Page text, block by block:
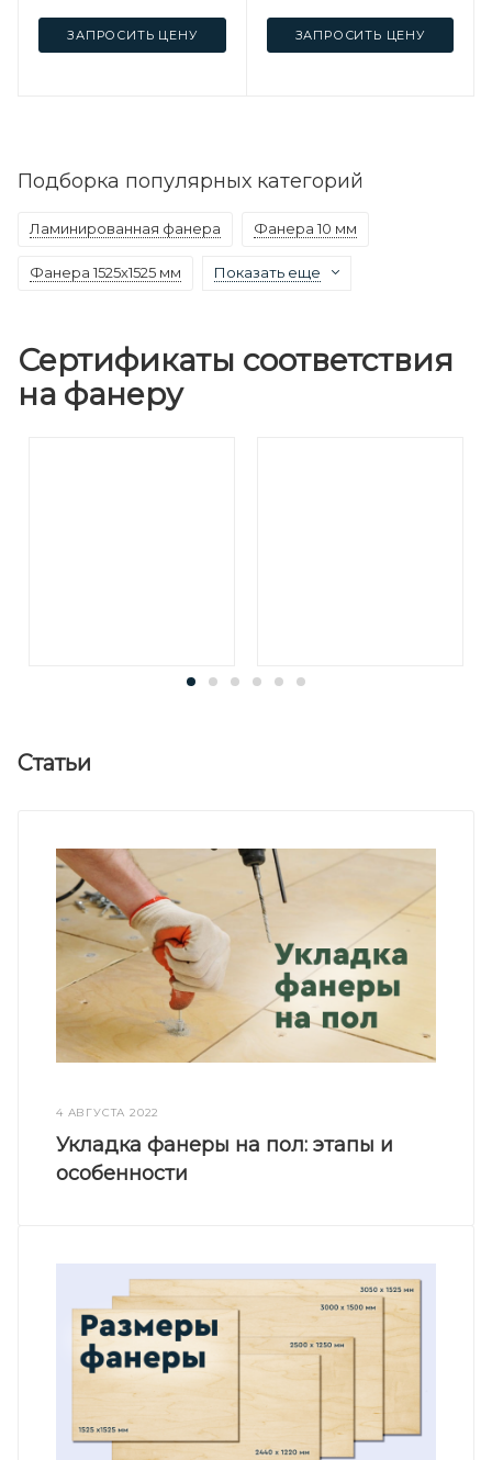
ЗАПРОСИТЬ ЦЕНУ ЗАПРОСИТЬ ЦЕНУ
Подборка популярных категорий
Ламинированная фанера Фанера 10 мм
Фанера 1525х1525 мм Показать еще
Сертификаты соответствия
на фанеру
Статьи
4 АВГУСТА 2022
Укладка фанеры на пол: этапы и
особенности